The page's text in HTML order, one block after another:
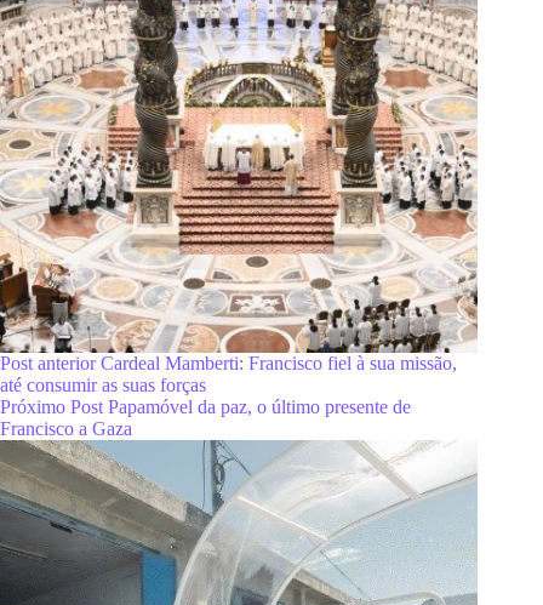
PostanteriorCardeal Mamberti: Francisco fiel à sua missão,
até consumir as suas forças
Próximo Post Papamóvel da paz, o último presente de
Francisco a Gaza